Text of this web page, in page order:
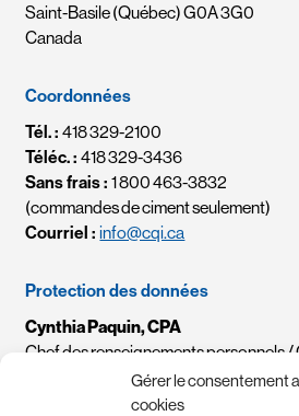
Gérer le consentement
cookies
Saint-Basile (Québec) G0A 3G0
Canada
Coordonnées
Tél. :418 329-2100
Téléc. :418 329-3436
Sans frais :1 800 463-3832
(commandes de ciment seulement)
Courriel : info@cqi.ca
Protection des données
Cynthia Paquin, CPA
Chef des renseignements personnels
crp-cpo@cqi.ca